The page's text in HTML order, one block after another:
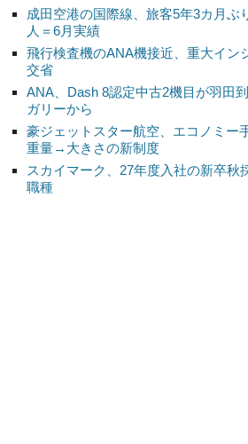
成田空港の国際線、旅客5年3カ月
人＝6月実績
飛行検査機のANA機接近、重大イン
交省
ANA、Dash 8認定中古2機目が羽田
ガリーから
豪ジェットスター航空、エコノミ
重量→大きさの新制度
スカイマーク、27年度入社の新卒
職種